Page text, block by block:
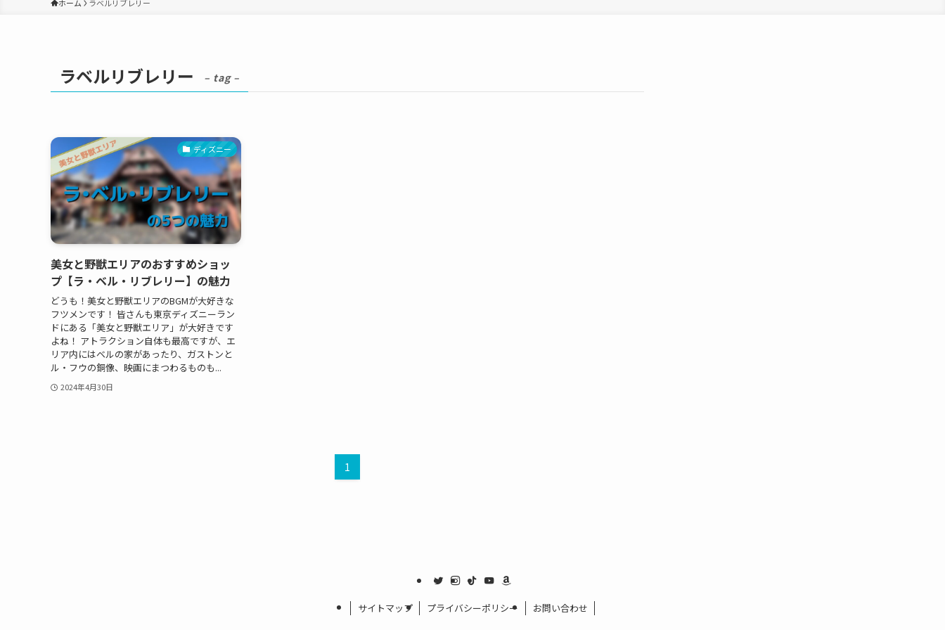
ホーム ラベルリブレリー
ラベルリブレリー – tag –
ディズニー
美女と野獣エリアのおすすめショッ
プ【ラ・ベル・リブレリー】の魅力
どうも！美女と野獣エリアのBGMが大好きな
フツメンです！ 皆さんも東京ディズニーラン
ドにある「美女と野獣エリア」が大好きです
よね！ アトラクション自体も最高ですが、エ
リア内にはベルの家があったり、ガストンと
ル・フウの銅像、映画にまつわるものも...
2024年4月30日
1
サイトマップ プライバシーポリシー お問い合わせ